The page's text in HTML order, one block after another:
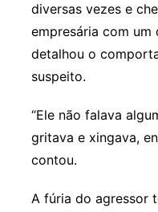
diversas vezes e
empresária com um
detalhou o
suspeito.
“Ele não falava
gritava e xingava,
contou.
A fúria do agressor